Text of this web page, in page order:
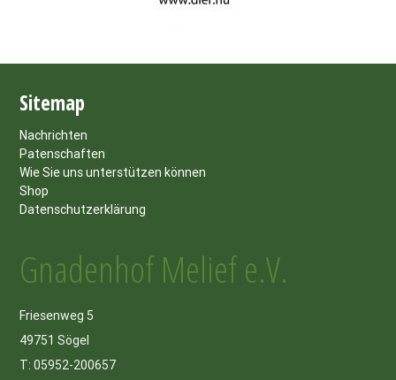
Sitemap
Nachrichten
Patenschaften
Wie Sie uns unterstützen können
Shop
Datenschutzerklärung
Gnadenhof Melief e.V.
Friesenweg 5
49751 Sögel
T: 05952-200657